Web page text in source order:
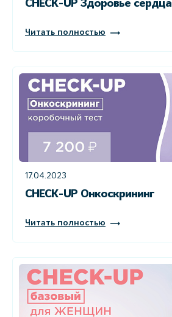
CHECK-UP Здоровье сердца
Читать полностью
17.04.2023
CHECK-UP Онкоскрининг
Читать полностью